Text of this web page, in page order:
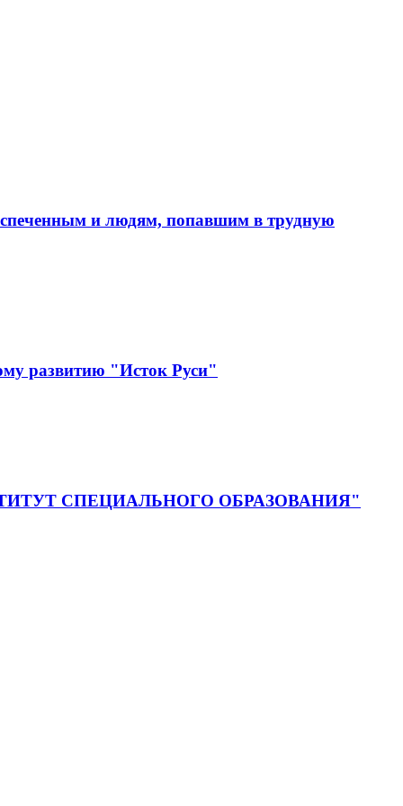
и людям, попавшим в трудную
развитию "Исток Руси"
"ИНСТИТУТ СПЕЦИАЛЬНОГО ОБРАЗОВАНИЯ"